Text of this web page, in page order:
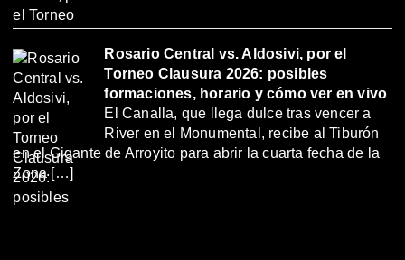
Rosario Central vs. Aldosivi, por el
Torneo Clausura 2026: posibles
formaciones, horario y cómo ver en vivo
El Canalla, que llega dulce tras vencer a
River en el Monumental, recibe al Tiburón
en el Gigante de Arroyito para abrir la cuarta fecha de la
Zona […]